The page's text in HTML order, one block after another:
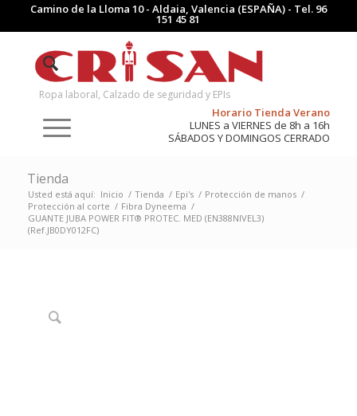
Camino de la Lloma 10 - Aldaia, Valencia (ESPAÑA) - Tel. 96
151 45 81
Ropa laboral, Calzado de seguridad y EPIs
Horario Tienda Verano
LUNES a VIERNES de 8h a 16h
SÁBADOS Y DOMINGOS CERRADO
Tienda
Usted está aquí: Inicio / Tienda / Epi's / Protección de manos /
Protección al corte / Fibra Dyneema /
GUANTE JUBA POWER FIT® PROTEC. MED (EN388NIVEL3)
(Ref.JB0DY012FC)